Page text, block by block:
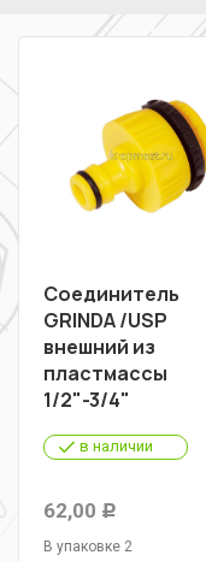
Соединитель
GRINDA /USP
внешний из
пластмассы
1/2"-3/4"
в наличии
62,00 Р
В упаковке 2